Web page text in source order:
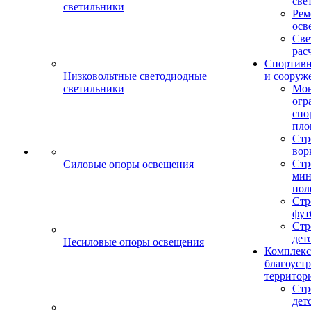
светильники
Низковольтные светодиодные
светильники
Силовые опоры освещения
Несиловые опоры освещения
и